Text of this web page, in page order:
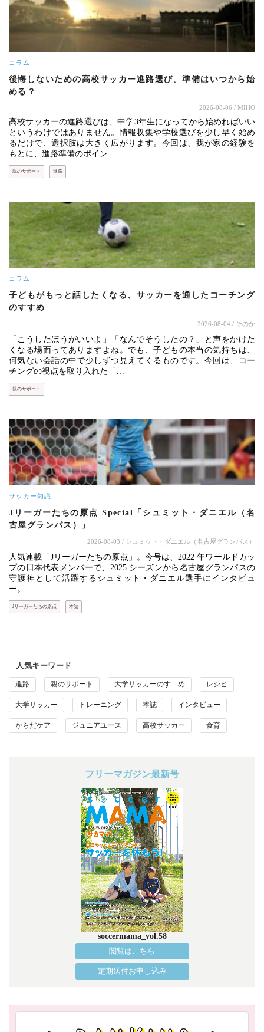
コラム
後悔しないための高校サッカー進路選び。準備はいつから始
める？
2026-08-06 / MIHO
高校サッカーの進路選びは、中学3年生になってから始めればいい
というわけではありません。情報収集や学校選びを少し早く始め
るだけで、選択肢は大きく広がります。今回は、我が家の経験を
もとに、進路準備のポイン…
親のサポート 進路
コラム
子どもがもっと話したくなる、サッカーを通したコーチング
のすすめ
2026-08-04 / そのか
「こうしたほうがいいよ」「なんでそうしたの？」と声をかけた
くなる場面ってありますよね。でも、子どもの本当の気持ちは、
何気ない会話の中で少しずつ見えてくるものです。今回は、コー
チングの視点を取り入れた「…
親のサポート
サッカー知識
Jリーガーたちの原点 Special「シュミット・ダニエル（名
古屋グランパス）」
2026-08-03 / シュミット・ダニエル（名古屋グランパス）
人気連載「Jリーガーたちの原点」。今号は、2022 年ワールドカッ
プの日本代表メンバーで、2025 シーズンから名古屋グランパスの
守護神として活躍するシュミット・ダニエル選手にインタビュ
ー。…
Jリーガーたちの原点 本誌
人気キーワード
進路 親のサポート 大学サッカーのすゝめ レシピ
大学サッカー トレーニング 本誌 インタビュー
からだケア ジュニアユース 高校サッカー 食育
フリーマガジン最新号
soccermama_vol.58
閲覧はこちら
定期送付お申し込み